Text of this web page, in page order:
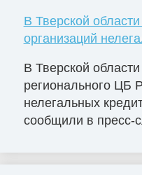
В Тверской
организаций
В Тверской
регионального ЦБ
нелегальных
сообщили в пресс-